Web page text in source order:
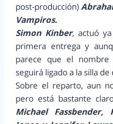
post-producción)
Vampiros.
Simon Kinber, actuó
primera entrega y
parece que el nombre
seguirá ligado a la silla
Sobre el reparto, aun
pero está bastante
Michael Fassbender,